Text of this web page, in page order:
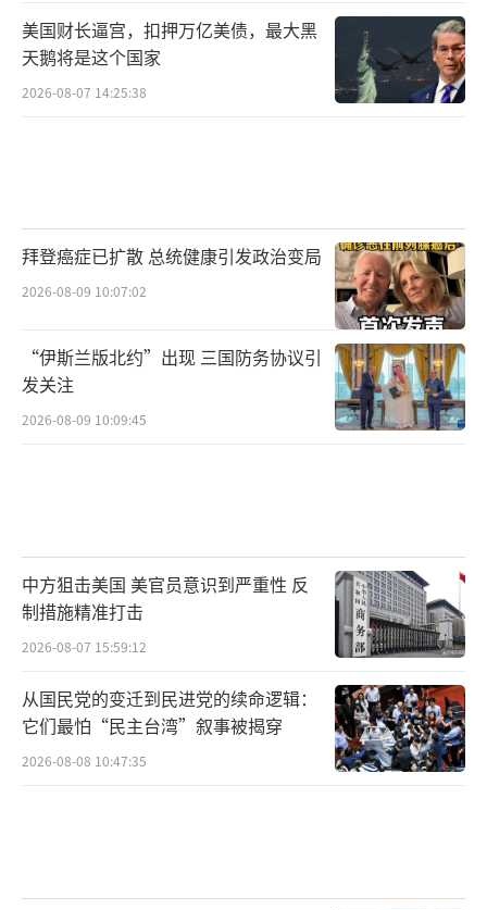
美国财长逼宫，扣押万亿美债，最大黑
天鹅将是这个国家
2026-08-07 14:25:38
拜登癌症已扩散 总统健康引发政治变局
2026-08-09 10:07:02
“伊斯兰版北约”出现 三国防务协议引
发关注
2026-08-09 10:09:45
中方狙击美国 美官员意识到严重性 反
制措施精准打击
2026-08-07 15:59:12
从国民党的变迁到民进党的续命逻辑：
它们最怕“民主台湾”叙事被揭穿
2026-08-08 10:47:35